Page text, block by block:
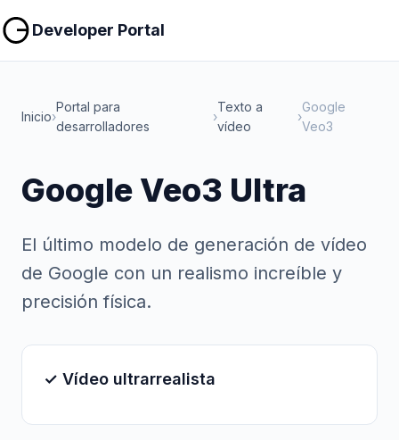
Developer Portal
Inicio›
Portal para
desarrolladores
›
Texto a
vídeo
›
Google
Veo3
Google Veo3 Ultra
El último modelo de generación de vídeo
de Google con un realismo increíble y
precisión física.
✓ Vídeo ultrarrealista